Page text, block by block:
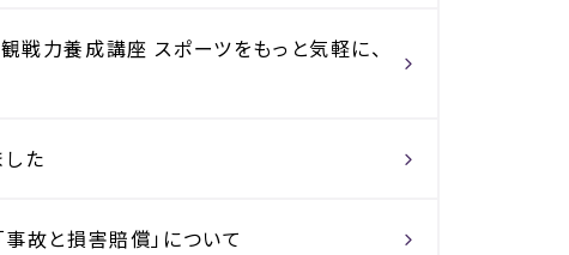
観戦力養成講座 スポーツをもっと気軽に、
た
事故と損害賠償」について